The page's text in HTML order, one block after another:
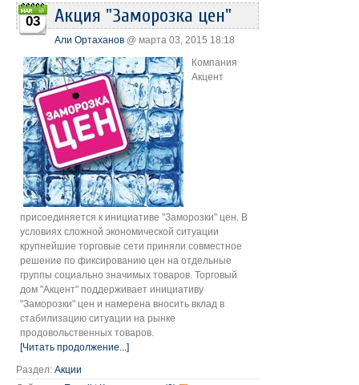
03 Акция "Заморозка цен"
Али Ортаханов @ марта 03, 2015 18:18
Компания
Акцент
присоединяется к инициативе "Заморозки" цен. В
условиях сложной экономической ситуации
крупнейшие торговые сети приняли совместное
решение по фиксированию цен на отдельные
группы социально значимых товаров. Торговый
дом "Акцент" поддерживает инициативу
"Заморозки" цен и намерена вносить вклад в
стабилизацию ситуации на рынке
продовольственных товаров.
[Читать продолжение...]
Раздел: Акции